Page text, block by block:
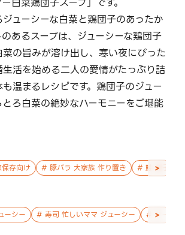
ューシーな白菜と鶏団子のあったか
あるスープは、ジューシーな鶏団子
の旨みが溶け出し、寒い夜にぴった
生活を始める二人の愛情がたっぷり詰
温まるレシピです。鶏団子のジュー
ろ白菜の絶妙なハーモニーをご堪能
存向け # 豚バラ 大家族 作り置き # 鮭 親子 作
>
ーシー # 寿司 忙しいママ ジューシー # チーズ
>